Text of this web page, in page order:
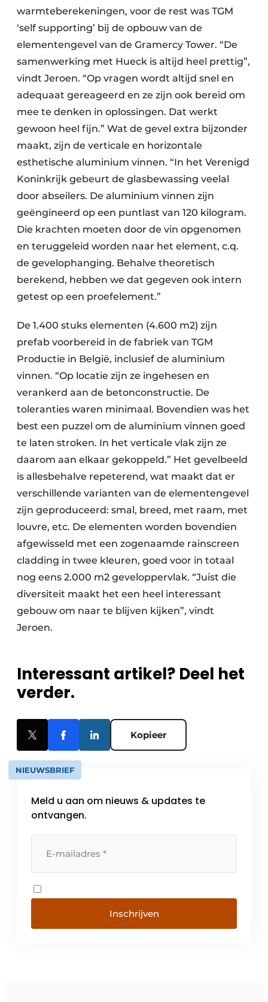
warmteberekeningen, voor de rest was TGM
‘self supporting’ bij de opbouw van de
elementengevel van de Gramercy Tower. “De
samenwerking met Hueck is altijd heel prettig”,
vindt Jeroen. “Op vragen wordt altijd snel en
adequaat gereageerd en ze zijn ook bereid om
mee te denken in oplossingen. Dat werkt
gewoon heel fijn.” Wat de gevel extra bijzonder
maakt, zijn de verticale en horizontale
esthetische aluminium vinnen. “In het Verenigd
Koninkrijk gebeurt de glasbewassing veelal
door abseilers. De aluminium vinnen zijn
geëngineerd op een puntlast van 120 kilogram.
Die krachten moeten door de vin opgenomen
en teruggeleid worden naar het element, c.q.
de gevelophanging. Behalve theoretisch
berekend, hebben we dat gegeven ook intern
getest op een proefelement.”
De 1.400 stuks elementen (4.600 m2) zijn
prefab voorbereid in de fabriek van TGM
Productie in België, inclusief de aluminium
vinnen. “Op locatie zijn ze ingehesen en
verankerd aan de betonconstructie. De
toleranties waren minimaal. Bovendien was het
best een puzzel om de aluminium vinnen goed
te laten stroken. In het verticale vlak zijn ze
daarom aan elkaar gekoppeld.” Het gevelbeeld
is allesbehalve repeterend, wat maakt dat er
verschillende varianten van de elementengevel
zijn geproduceerd: smal, breed, met raam, met
louvre, etc. De elementen worden bovendien
afgewisseld met een zogenaamde rainscreen
cladding in twee kleuren, goed voor in totaal
nog eens 2.000 m2 geveloppervlak. “Juist die
diversiteit maakt het een heel interessant
gebouw om naar te blijven kijken”, vindt
Jeroen.
Interessant artikel? Deel het
verder.
Kopieer
NIEUWSBRIEF
Meld u aan om nieuws & updates te
ontvangen.
Inschrijven